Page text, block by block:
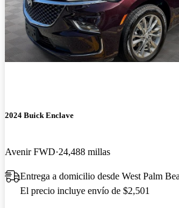
2024 Buick Enclave
Avenir FWD 24,488 millas
Entrega a domicilio desde West Palm
El precio incluye envío de $2,501